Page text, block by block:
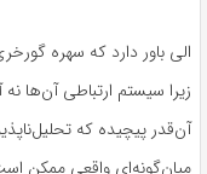
الی باور دارد که سهره
زیرا سیستم ارتباطی آن‌ها
آن‌قدر پیچیده که
میان‌گونه‌ای واقعی ممکن